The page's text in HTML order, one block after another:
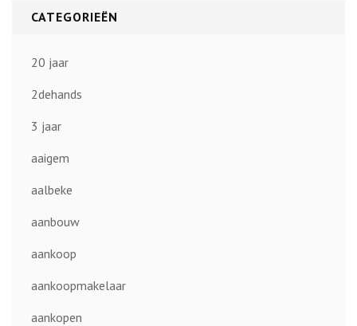
CATEGORIEËN
20 jaar
2dehands
3 jaar
aaigem
aalbeke
aanbouw
aankoop
aankoopmakelaar
aankopen